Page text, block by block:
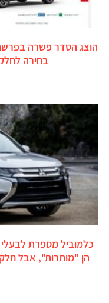
בחירה
כלמוביל מספרת
הן "מותרות", אבל